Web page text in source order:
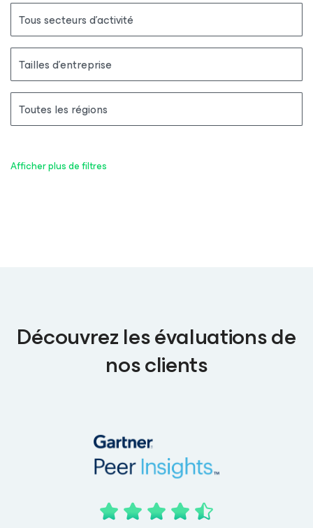
Tous secteurs d’activité
Tailles d’entreprise
Toutes les régions
Afficher plus de filtres
Découvrez les évaluations de
nos clients